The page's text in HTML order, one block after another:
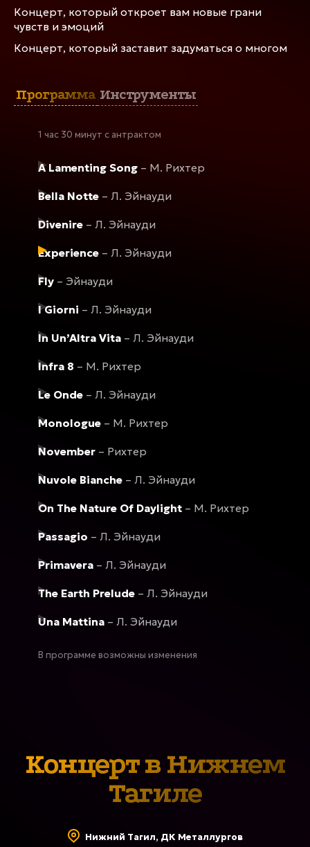
произведения Людовико Эйнауди и Макса
Рихтера
ПРОГРАММА
15 февраля
Концерт завершен
ДРУГИЕ ДАТЫ
Концерт, который откроет вам новые грани
чувств и эмоций
Концерт, который заставит задуматься о многом
Программа Инструменты
1 час 30 минут с антрактом
A Lamenting Song – M. Рихтер
Bella Notte – Л. Эйнауди
Divenire – Л. Эйнауди
Experience – Л. Эйнауди
Fly – Эйнауди
I Giorni – Л. Эйнауди
In Un’Altra Vita – Л. Эйнауди
Infra 8 – М. Рихтер
Le Onde – Л. Эйнауди
Monologue – М. Рихтер
November – Рихтер
Nuvole Bianche – Л. Эйнауди
On The Nature Of Daylight – М. Рихтер
Passagio – Л. Эйнауди
Primavera – Л. Эйнауди
The Earth Prelude – Л. Эйнауди
Una Mattina – Л. Эйнауди
В программе возможны изменения
Концерт в Нижнем
Тагиле
Нижний Тагил, ДК Металлургов